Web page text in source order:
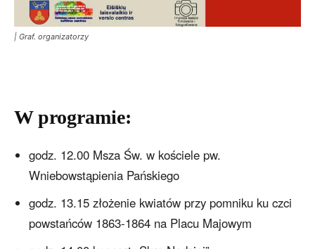
| Graf. organizatorzy
W programie:
godz. 12.00 Msza Św. w kościele pw.
Wniebowstąpienia Pańskiego
godz. 13.15 złożenie kwiatów przy pomniku ku czci
powstańców 1863-1864 na Placu Majowym